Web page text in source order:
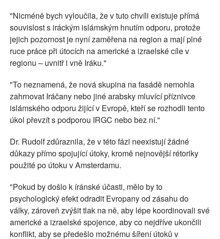
"Nicméně bych vyloučila, že v tuto chvíli existuje přímá
souvislost s iráckým islámským hnutím odporu, protože
jejich pozornost je nyní zaměřena na region a mají plné
ruce práce při útocích na americké a izraelské cíle v
regionu – uvnitř i vně Iráku."
"To neznamená, že nová skupina na fasádě nemohla
zahrnovat Iráčany nebo jiné arabsky mluvící příznivce
islámského odporu žijící v Evropě, kteří se rozhodli tento
úkol převzít s podporou IRGC nebo bez ní."
Dr. Rudolf zdůraznila, že v této fázi neexistují žádné
důkazy přímo spojující útoky, kromě nejnovější rétoriky
použité po útoku v Amsterdamu.
"Pokud by došlo k íránské účasti, mělo by to
psychologický efekt odradit Evropany od zásahu do
války, zároveň zvýšit tlak na ně, aby lépe koordinovali své
americké a izraelské spojence, aby co nejdříve ukončili
konflikt, aby se předešlo možnému šíření útoků v